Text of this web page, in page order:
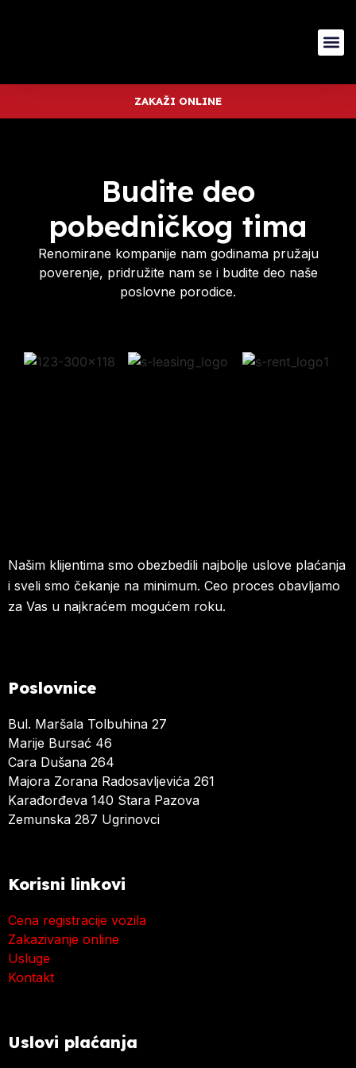
ZAKAŽI ONLINE
Budite deo
pobedničkog tima
Renomirane kompanije nam godinama pružaju
poverenje, pridružite nam se i budite deo naše
poslovne porodice.
Našim klijentima smo obezbedili najbolje uslove plaćanja
i sveli smo čekanje na minimum. Ceo proces obavljamo
za Vas u najkraćem mogućem roku.
Poslovnice
Bul. Maršala Tolbuhina 27
Marije Bursać 46
Cara Dušana 264
Majora Zorana Radosavljevića 261
Karađorđeva 140 Stara Pazova
Zemunska 287 Ugrinovci
Korisni linkovi
Cena registracije vozila
Zakazivanje online
Usluge
Kontakt
Uslovi plaćanja